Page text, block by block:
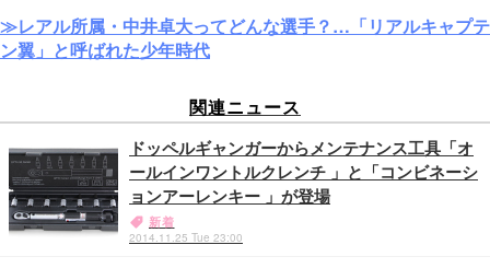
≫レアル所属・中井卓大ってどんな選手？…「リアルキャプテ
ン翼」と呼ばれた少年時代
関連ニュース
ドッペルギャンガーからメンテナンス工具「オ
ールインワントルクレンチ 」と「コンビネーシ
ョンアーレンキー 」が登場
新着
2014.11.25 Tue 23:00